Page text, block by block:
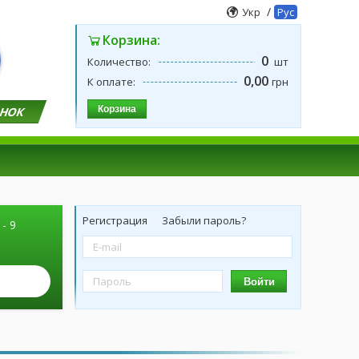
Укр / Рус
Корзина:
Количество: 0 шт
К оплате:
0,00 грн
Корзина
9
Регистрация Забыли пароль?
Войти